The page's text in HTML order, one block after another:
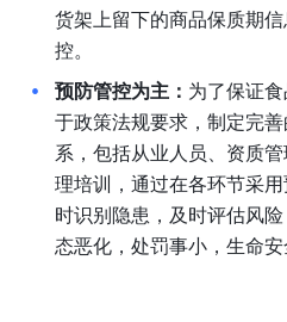
货架上留下的商品保质期
控。
预防管控为主： 为了保证
于政策法规要求，制定完
系，包括从业人员、资质
理培训，通过在各环节采
时识别隐患，及时评估风
态恶化，处罚事小，生命安